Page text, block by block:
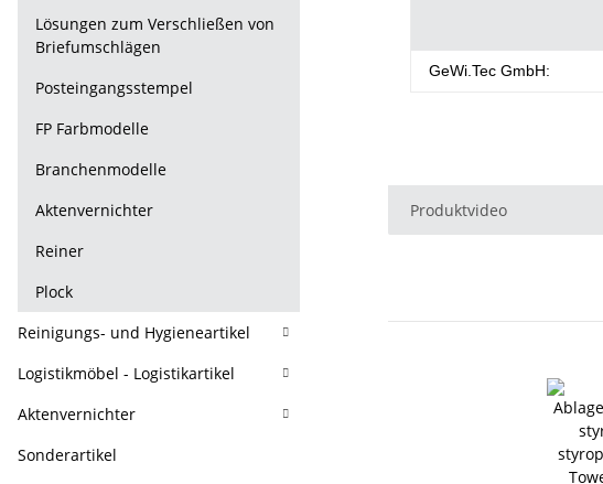
GeWi.Tec GmbH:
Produktvideo
Lösungen zum Verschließen von
Briefumschlägen
Posteingangsstempel
FP Farbmodelle
Branchenmodelle
Aktenvernichter
Reiner
Plock
Reinigungs- und Hygieneartikel
Logistikmöbel - Logistikartikel
Aktenvernichter
Sonderartikel